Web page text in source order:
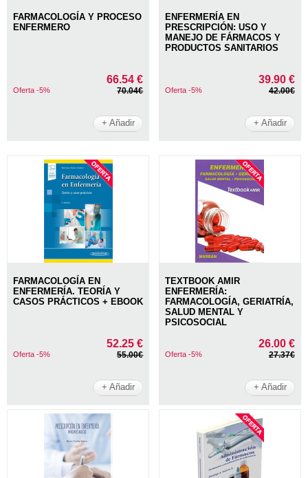
FARMACOLOGÍA Y PROCESO
ENFERMERO
66.54 €
Oferta -5% 70.04€
+ Añadir
ENFERMERÍA EN
PRESCRIPCIÓN: USO Y
MANEJO DE FÁRMACOS Y
PRODUCTOS SANITARIOS
39.90 €
Oferta -5% 42.00€
+ Añadir
FARMACOLOGÍA EN
ENFERMERÍA. TEORÍA Y
CASOS PRÁCTICOS + EBOOK
52.25 €
Oferta -5% 55.00€
+ Añadir
TEXTBOOK AMIR
ENFERMERÍA:
FARMACOLOGÍA, GERIATRÍA,
SALUD MENTAL Y
PSICOSOCIAL
26.00 €
Oferta -5% 27.37€
+ Añadir